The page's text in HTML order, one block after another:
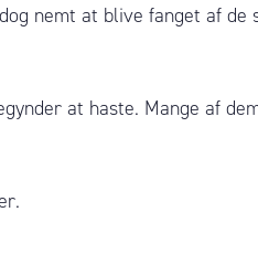
nemt at blive fanget af de
at haste. Mange af
.